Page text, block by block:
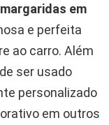
em
e perfeita
ao carro. Além
ser usado
personalizado
em outros